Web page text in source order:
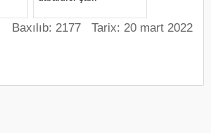
Baxılıb: 2177 Tarix: 20 mart 2022